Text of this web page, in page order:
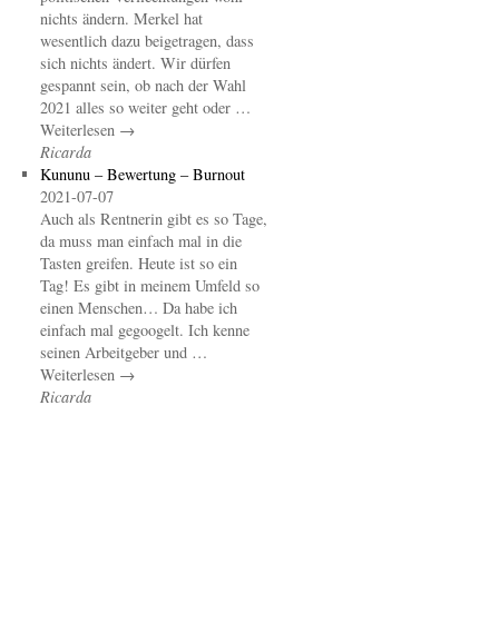
nichts ändern. Merkel hat
wesentlich dazu beigetragen, dass
sich nichts ändert. Wir dürfen
gespannt sein, ob nach der Wahl
2021 alles so weiter geht oder …
Weiterlesen →
Ricarda
Kununu – Bewertung – Burnout
2021-07-07
Auch als Rentnerin gibt es so Tage,
da muss man einfach mal in die
Tasten greifen. Heute ist so ein
Tag! Es gibt in meinem Umfeld so
einen Menschen… Da habe ich
einfach mal gegoogelt. Ich kenne
seinen Arbeitgeber und …
Weiterlesen →
Ricarda